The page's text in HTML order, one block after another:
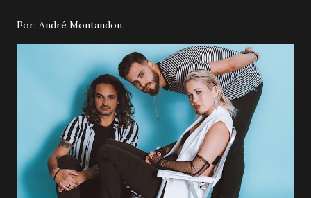
Por: André Montandon